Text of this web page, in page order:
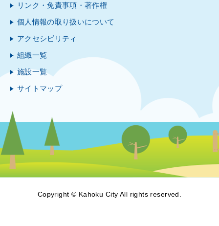
リンク・免責事項・著作権
個人情報の取り扱いについて
アクセシビリティ
組織一覧
施設一覧
サイトマップ
Copyright © Kahoku City All rights reserved.